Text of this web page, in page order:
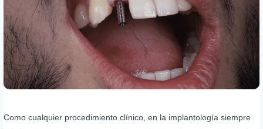
Como cualquier procedimiento clínico, en la implantología siempre